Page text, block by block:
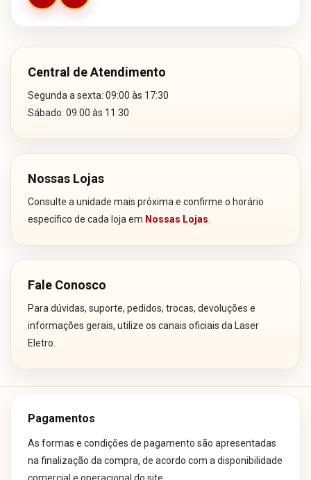
Central de Atendimento
Segunda a sexta: 09:00 às 17:30
Sábado: 09:00 às 11:30
Nossas Lojas
Consulte a unidade mais próxima e confirme o horário
específico de cada loja em Nossas Lojas
Fale Conosco
Para dúvidas, suporte, pedidos, trocas, devoluções e
informações gerais, utilize os canais oficiais da Laser
Eletro.
Pagamentos
As formas e condições de pagamento são apresentadas
na finalização da compra, de acordo com a disponibilidade
comercial e operacional do site.